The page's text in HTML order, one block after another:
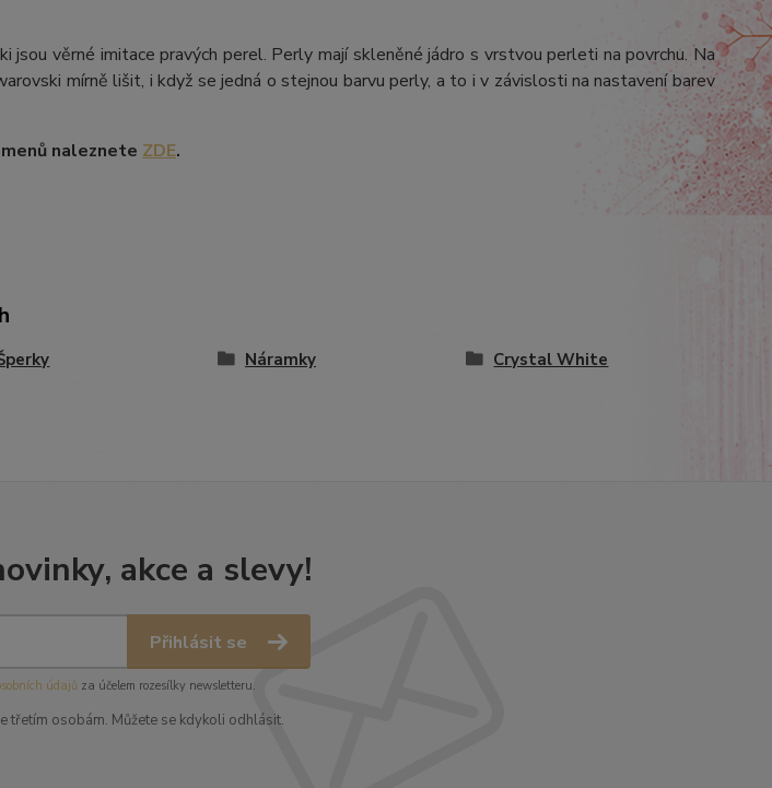
jsou věrné imitace pravých perel. Perly mají skleněné jádro s vrstvou perleti na povrchu. Na
mírně lišit, i když se jedná o stejnou barvu perly, a to i v závislosti na nastavení barev
naleznete ZDE.
Náramky Crystal White
akce a slevy!
Přihlásit se
údajů za účelem rozesílky newsletteru.
třetím osobám. Můžete se kdykoli odhlásit.